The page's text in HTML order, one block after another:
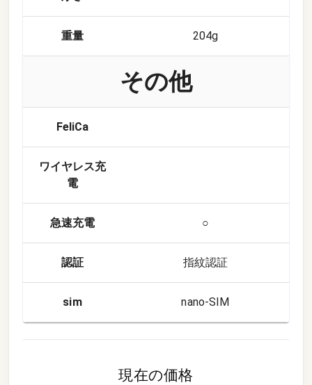
重量 204g
その他
FeliCa
ワイヤレス充
電
急速充電 ○
認証 指紋認証
sim nano-SIM
現在の価格